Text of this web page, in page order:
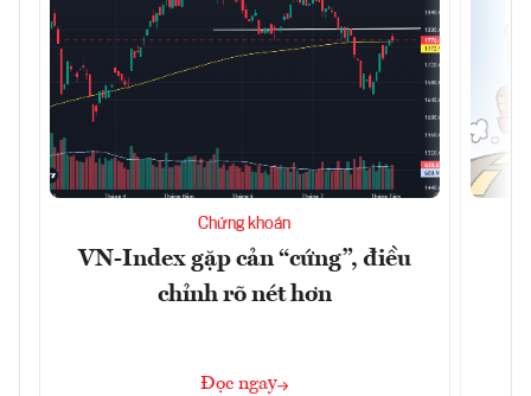
Chứng khoán
VN-Index gặp cản “cứng”, điều
chỉnh rõ nét hơn
Đọc ngay